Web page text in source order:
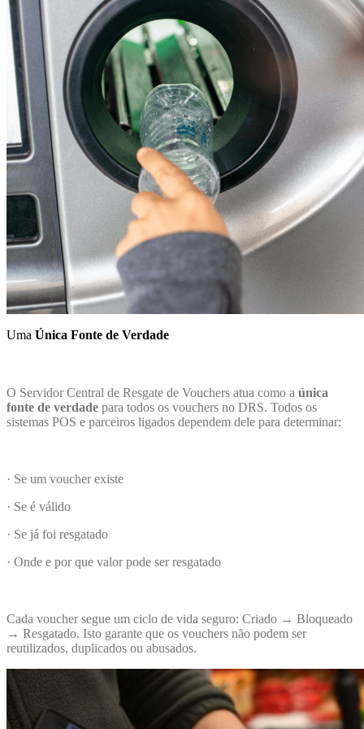
Uma Única Fonte de Verdade
O Servidor Central de Resgate de Vouchers atua como a única
fonte de verdade para todos os vouchers no DRS. Todos os
sistemas POS e parceiros ligados dependem dele para determinar:
· Se um voucher existe
· Se é válido
· Se já foi resgatado
· Onde e por que valor pode ser resgatado
Cada voucher segue um ciclo de vida seguro: Criado → Bloqueado
→ Resgatado. Isto garante que os vouchers não podem ser
reutilizados, duplicados ou abusados.